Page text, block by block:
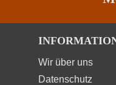
Wir über uns
Datenschutz